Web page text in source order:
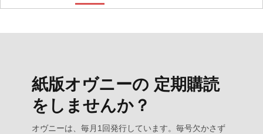
紙版オヴニーの 定期購読
をしませんか？
オヴニーは、毎月1回発行しています。毎号欠かさず